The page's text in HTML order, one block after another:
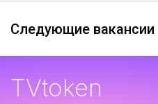
Следующие вакансии
TVtoken